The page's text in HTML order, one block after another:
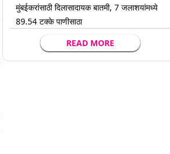
मुंबईकरांसाठी दिलासादायक बातमी, 7 जलाशयांमध्ये
89.54 टक्के पाणीसाठा
READ MORE